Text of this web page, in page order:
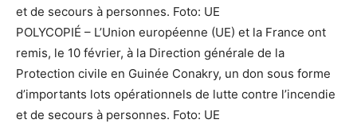
et de secours à personnes. Foto: UE
POLYCOPIÉ – L’Union européenne (UE) et la France ont
remis, le 10 février, à la Direction générale de la
Protection civile en Guinée Conakry, un don sous forme
d’importants lots opérationnels de lutte contre l’incendie
et de secours à personnes. Foto: UE